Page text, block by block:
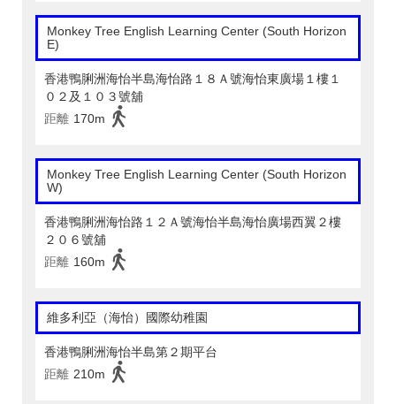
Monkey Tree English Learning Center (South Horizon
E)
香港鴨脷洲海怡半島海怡路１８Ａ號海怡東廣場１樓１
０２及１０３號舖
距離 170m
Monkey Tree English Learning Center (South Horizon
W)
香港鴨脷洲海怡路１２Ａ號海怡半島海怡廣場西翼２樓
２０６號舖
距離 160m
維多利亞（海怡）國際幼稚園
香港鴨脷洲海怡半島第２期平台
距離 210m